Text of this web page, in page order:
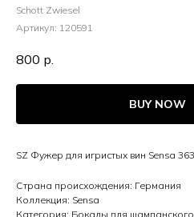
Schott Zwiesel
Артикул: 120591
800 р.
BUY NOW
SZ Фужер для игристых вин Sensa
Страна происхождения: Германия
Коллекция: Sensa
Категория: Бокалы для шампанского